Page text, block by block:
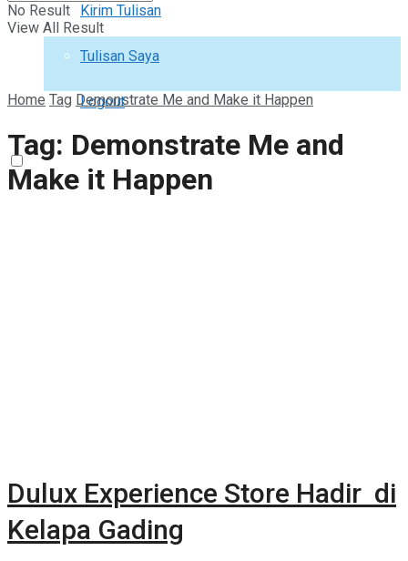
Kirim Tulisan
Tulisan Saya
Logout
No Result
View All Result
Home Tag Demonstrate Me and Make it Happen
Tag: Demonstrate Me and
Make it Happen
Dulux Experience Store Hadir di
Kelapa Gading